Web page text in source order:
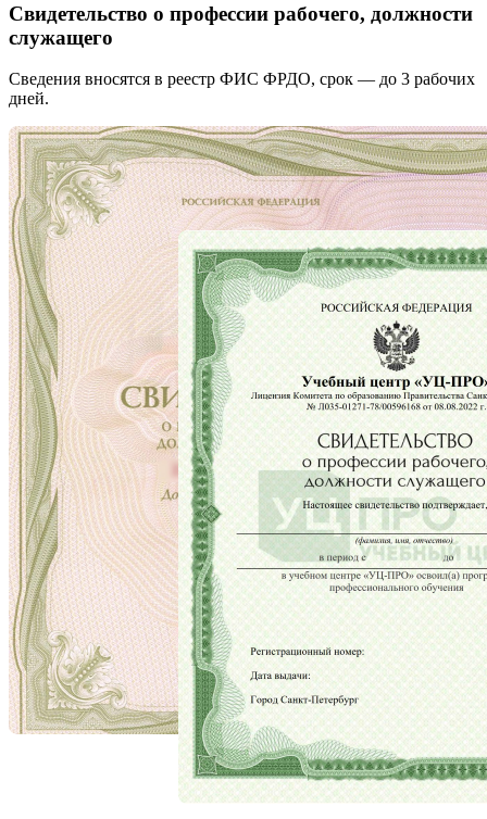
Свидетельство о профессии рабочего, должности
служащего
Сведения вносятся в реестр ФИС ФРДО, срок — до 3 рабочих
дней.